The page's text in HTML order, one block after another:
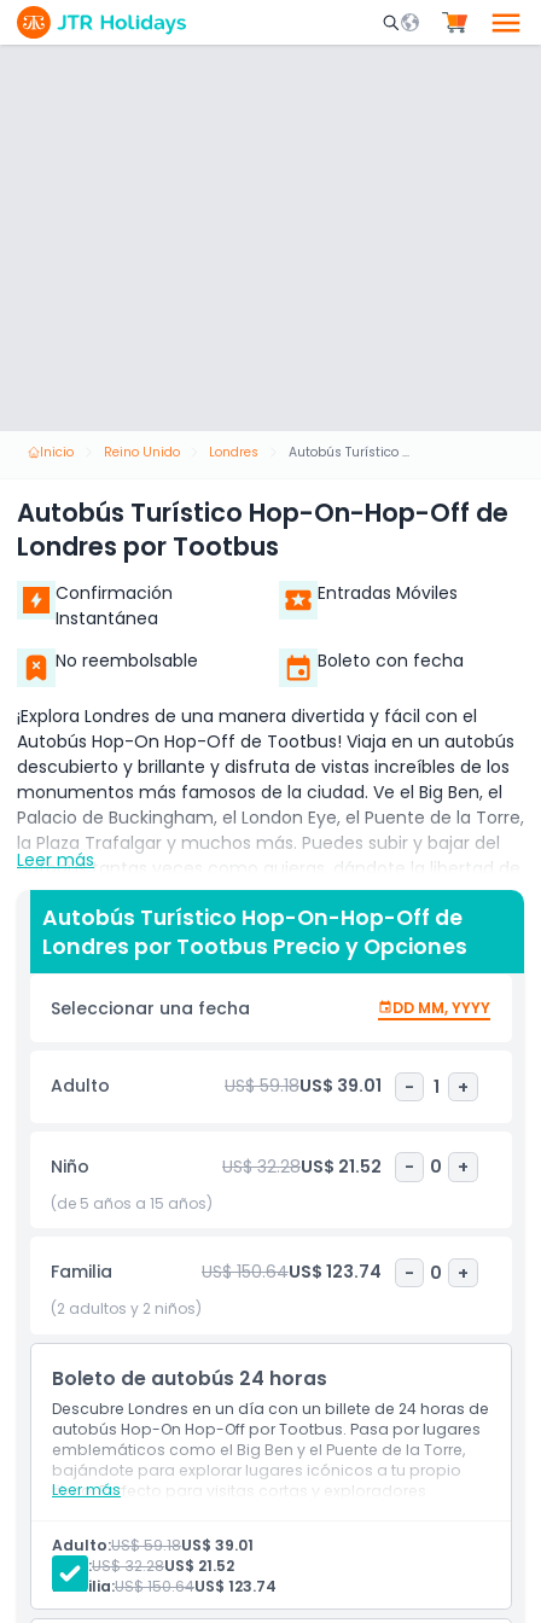
Mobile Search
Inicio Reino Unido Londres Autobús Turístico Hop-On-Hop-Off de Londres por Tootbus
Autobús Turístico Hop-On-Hop-Off de
Londres por Tootbus
Confirmación
Instantánea
Entradas Móviles
No reembolsable Boleto con fecha
¡Explora Londres de una manera divertida y fácil con el
Autobús Hop-On Hop-Off de Tootbus! Viaja en un autobús
descubierto y brillante y disfruta de vistas increíbles de los
monumentos más famosos de la ciudad. Ve el Big Ben, el
Palacio de Buckingham, el London Eye, el Puente de la Torre,
la Plaza Trafalgar y muchos más. Puedes subir y bajar del
autobús tantas veces como quieras, dándote la libertad de
explorar los lugares que más te interesen. El autobús para
en todas las principales atracciones, para que no pierdas
nada importante. Escucha la guía de audio disponible en
varios idiomas, llena de historias divertidas y datos sobre la
historia y cultura de Londres. Algunos boletos también
incluyen un tour a pie gratuito o un relajante crucero por el
autobuses pasan con frecuencia, así que nunca tendrás
que esperar mucho para el siguiente. Ya sea que quieras
las hermosas vistas, Tootbus lo hace fácil. Esta experiencia
es perfecta para familias, parejas, viajeros en solitario y
grupos de amigos. Descubre Londres a tu manera, a tu
visitante.
Aspectos Destacados
Política para Niños y Adultos
Leer más
Autobús Turístico Hop-On-Hop-Off de
Londres por Tootbus Precio y Opciones
Seleccionar una fecha DD MM, YYYY
Adulto US$ 59.18US$ 39.01 - 1 +
Niño US$ 32.28US$ 21.52 - 0 +
(de 5 años a 15 años)
Familia US$ 150.64US$ 123.74 - 0 +
(2 adultos y 2 niños)
Boleto de autobús 24 horas
Descubre Londres en un día con un billete de 24 horas de
autobús Hop-On Hop-Off por Tootbus. Pasa por lugares
emblemáticos como el Big Ben y el Puente de la Torre,
bajándote para explorar lugares icónicos a tu propio
ritmo. Perfecto para visitas cortas y exploradores
Leer más
Guía turístico
Entrada a atracciones y lugares emblemáticos
Recogida y traslado al hotel
Otros gastos personales
Adulto:US$ 59.18US$ 39.01
Niño:US$ 32.28US$ 21.52
Familia:US$ 150.64US$ 123.74